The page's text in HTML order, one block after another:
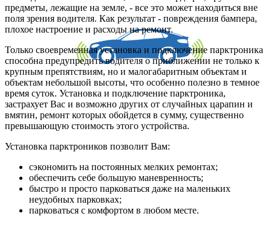
предметы, лежащие на земле, - все это может находиться вне
поля зрения водителя. Как результат - повреждения бампера,
плохое настроение и расходы на ремонт.
Только своевременная установка и подключение парктроника
способна предупредить водителя о приближении не только к
крупным препятствиям, но и малогабаритным объектам и
объектам небольшой высоты, что особенно полезно в темное
время суток. Установка и подключение парктроника,
застрахует Вас и возможно других от случайных царапин и
вмятин, ремонт которых обойдется в сумму, существенно
превышающую стоимость этого устройства.
Установка парктроников позволит Вам:
сэкономить на постоянных мелких ремонтах;
обеспечить себе большую маневренность;
быстро и просто парковаться даже на маленьких
неудобных парковках;
парковаться с комфортом в любом месте.